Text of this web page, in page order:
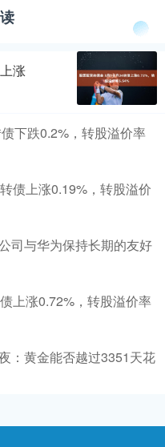
涨
下跌0.2%，转股溢价率
债上涨0.19%，转股溢价
司与华为保持长期的友好
上涨0.72%，转股溢价率
：黄金能否越过3351天花